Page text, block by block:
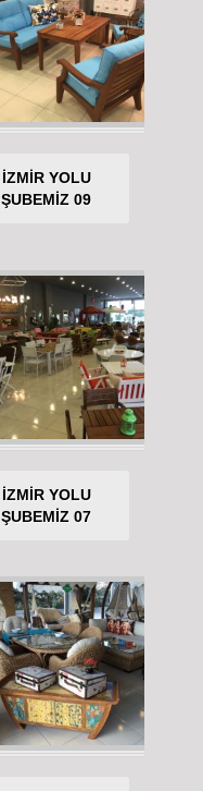
İZMİR YOLU
ŞUBEMİZ 09
İZMİR YOLU
ŞUBEMİZ 07